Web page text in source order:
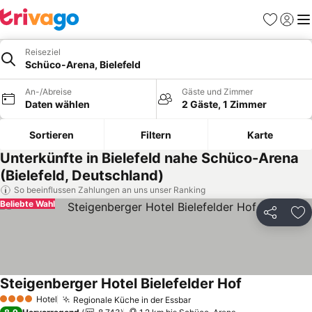
Favoriten
Reiseziel
Schüco-Arena, Bielefeld
An-/Abreise
Daten wählen
Gäste und Zimmer
2 Gäste, 1 Zimmer
Sortieren Filtern Karte
Unterkünfte in Bielefeld nahe Schüco-Arena
(Bielefeld, Deutschland)
So beeinflussen Zahlungen an uns unser Ranking
Teilen
Beliebte Wahl
4 Sterne Hotel Regionale Küche in der Essbar
Steigenberger Hotel Bielefelder Hof